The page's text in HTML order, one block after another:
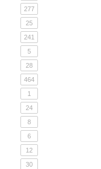
277
25
241
5
28
464
1
24
8
6
12
30